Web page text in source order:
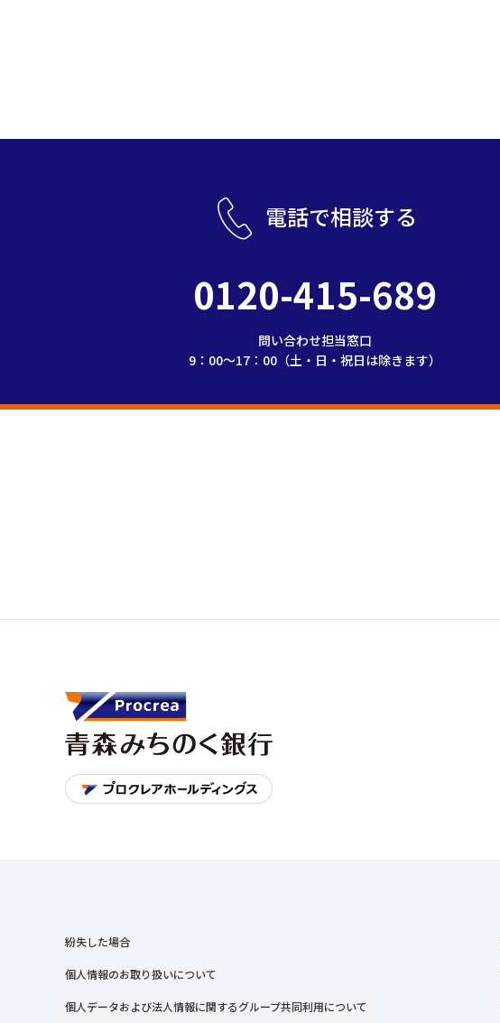
電話で相談する
0120-415-689
問い合わせ担当窓口
9：00～17：00（土・日・祝日は除きます）
紛失した場合
個人情報のお取り扱いについて
個人データおよび法人情報に関するグループ共同利用について